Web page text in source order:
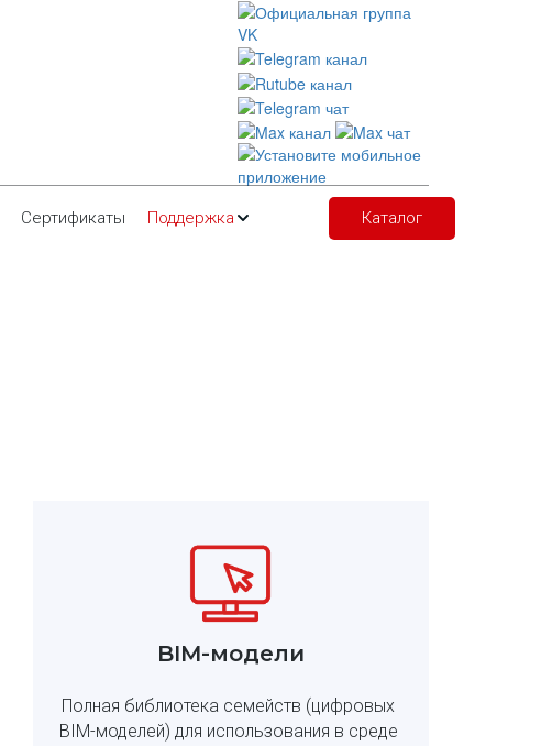
Сертификаты Поддержка Каталог
BIM-модели
Полная библиотека семейств (цифровых
BIM-моделей) для использования в среде